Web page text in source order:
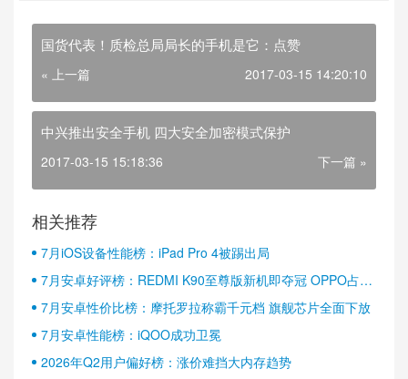
国货代表！质检总局局长的手机是它：点赞
« 上一篇 2017-03-15 14:20:10
中兴推出安全手机 四大安全加密模式保护
2017-03-15 15:18:36 下一篇 »
相关推荐
7月iOS设备性能榜：iPad Pro 4被踢出局
7月安卓好评榜：REDMI K90至尊版新机即夺冠 OPPO占据
半壁江山
7月安卓性价比榜：摩托罗拉称霸千元档 旗舰芯片全面下放
7月安卓性能榜：iQOO成功卫冕
2026年Q2用户偏好榜：涨价难挡大内存趋势